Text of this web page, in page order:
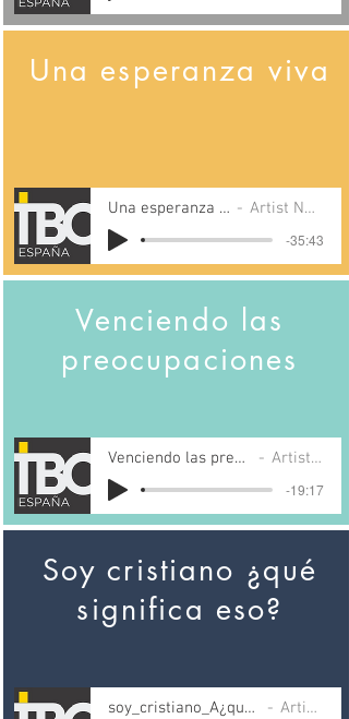
Una esperanza viva
Una esperanza viva Artist Name
-35:43
Venciendo las
preocupaciones
Venciendo las preocupaciones Artist Name
-19:17
Soy cristiano ¿qué
significa eso?
soy_cristiano_Â¿queÌ_significa_eso? Artist Name